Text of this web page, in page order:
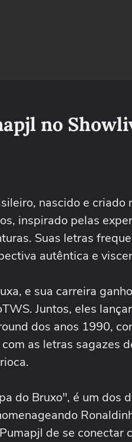
no
nascido e criado
inspirado pelas
Suas letras
autêntica e
e sua carreira
Juntos, eles
dos anos 1990,
as letras sagazes
do Bruxo", é um dos
de se conectar